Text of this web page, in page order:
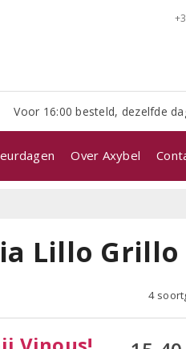
Voor 16:00 besteld, dezelfde
Over Axybel
Lillo Grillo
4